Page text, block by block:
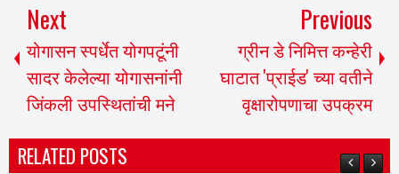
Next
योगासन स्पर्धेत योगपटूंनी
सादर केलेल्या योगासनांनी
जिंकली उपस्थितांची मने
Previous
ग्रीन डे निमित्त कन्हेरी
घाटात 'प्राईड' च्या वतीने
वृक्षारोपणाचा उपक्रम
RELATED POSTS